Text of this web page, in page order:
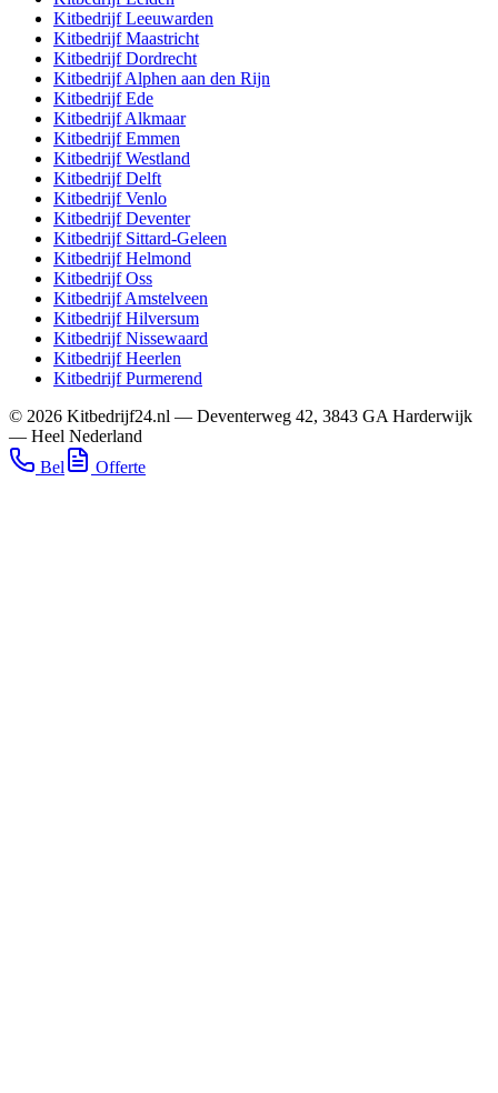
KitbedrijfLeeuwarden
KitbedrijfMaastricht
KitbedrijfDordrecht
KitbedrijfAlphen aan den Rijn
KitbedrijfEde
KitbedrijfAlkmaar
KitbedrijfEmmen
KitbedrijfWestland
KitbedrijfDelft
KitbedrijfVenlo
KitbedrijfDeventer
Kitbedrijf Sittard-Geleen
KitbedrijfHelmond
KitbedrijfOss
KitbedrijfAmstelveen
KitbedrijfHilversum
KitbedrijfNissewaard
KitbedrijfHeerlen
KitbedrijfPurmerend
© 2026 Kitbedrijf24.nl — Deventerweg 42, 3843 GA Harderwijk
— Heel Nederland
Bel
Offerte